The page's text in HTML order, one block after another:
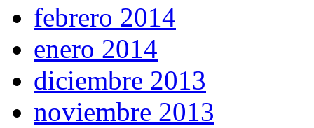
febrero 2014
enero 2014
diciembre 2013
noviembre 2013